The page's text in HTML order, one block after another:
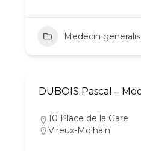
Medecin
DUBOIS Pascal –
10 Place de la Gare
Vireux-Molhain